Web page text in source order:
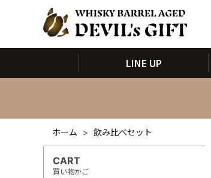
LINE UP
ホーム > 飲み比べセット
CART
買い物かご